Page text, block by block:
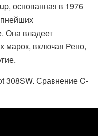
основанная в 1976
Она владеет
марок, включая Рено,
308SW. Сравнение C-